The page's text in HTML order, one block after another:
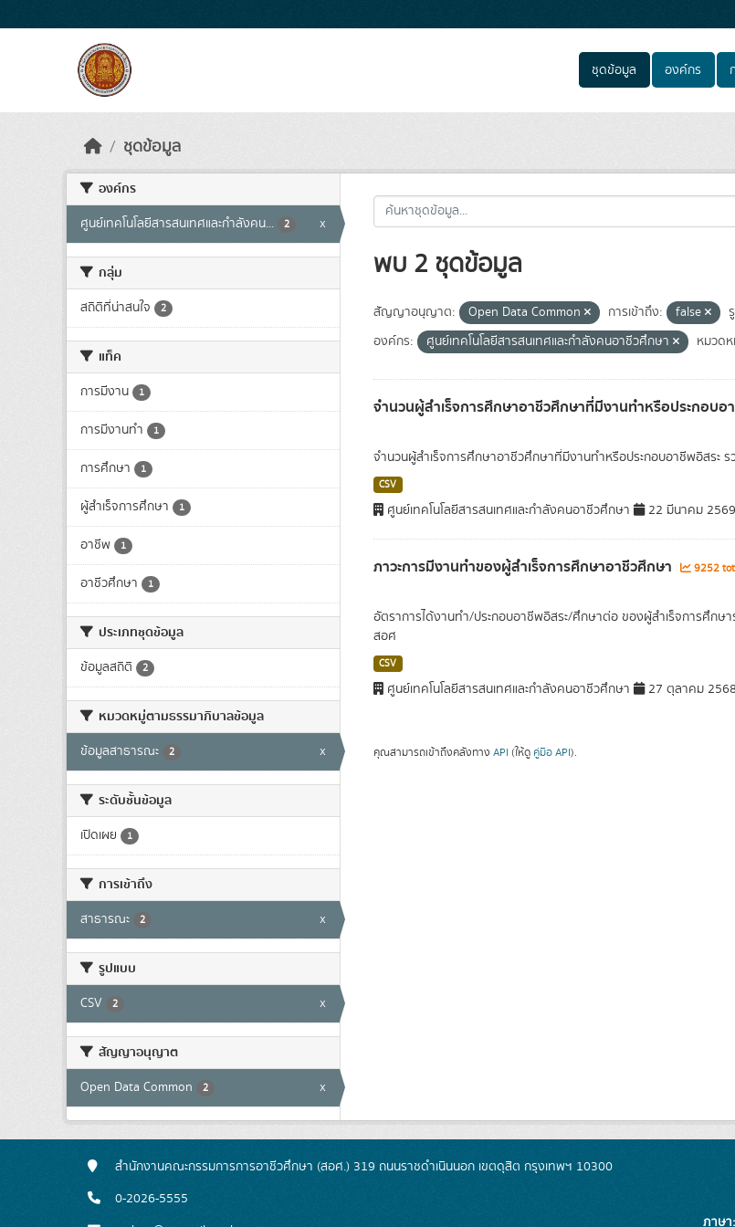
ชุดข้อมูล องค์กร
ชุดข้อมูล
องค์กร
ศูนย์เทคโนโลยีสารสนเทศและกำลังคน... 2 x
กลุ่ม
สถิติที่น่าสนใจ 2
แท็ค
การมีงาน 1
การมีงานทำ 1
การศึกษา 1
ผู้สำเร็จการศึกษา 1
อาชีพ 1
อาชีวศึกษา 1
ประเภทชุดข้อมูล
ข้อมูลสถิติ 2
หมวดหมู่ตามธรรมาภิบาลข้อมูล
ข้อมูลสาธารณะ 2 x
ระดับชั้นข้อมูล
เปิดเผย 1
การเข้าถึง
สาธารณะ 2 x
รูปแบบ
CSV 2 x
สัญญาอนุญาต
Open Data Common 2 x
พบ 2 ชุดข้อมูล
สัญญาอนุญาต: Open Data Common การเข้าถึง: false
องค์กร:
ศูนย์เทคโนโลยีสารสนเทศและกำลังคนอาชีวศึกษา หมวด
จำนวนผู้สำเร็จการศึกษาอาชีวศึกษาที่มีงานทำหรือประกอบอ
จำนวนผู้สำเร็จการศึกษาอาชีวศึกษาที่มีงานทำหรือประกอบอาชีพอิสระ
CSV
ศูนย์เทคโนโลยีสารสนเทศและกำลังคนอาชีวศึกษา 22 มีนาคม 2569
ภาวะการมีงานทำของผู้สำเร็จการศึกษาอาชีวศึกษา 9252
อัตราการได้งานทำ/ประกอบอาชีพอิสระ/ศึกษาต่อ ของผู้สำเร็จการศึกษ
สอศ
CSV
ศูนย์เทคโนโลยีสารสนเทศและกำลังคนอาชีวศึกษา 27 ตุลาคม 2568
คุณสามารถเข้าถึงคลังทาง API (ให้ดู คู่มือ API).
สำนักงานคณะกรรมการการอาชีวศึกษา (สอศ.) 319 ถนนราชดำเนินนอก เขตดุสิต กรุงเทพฯ 10300
0-2026-5555
ภาษา